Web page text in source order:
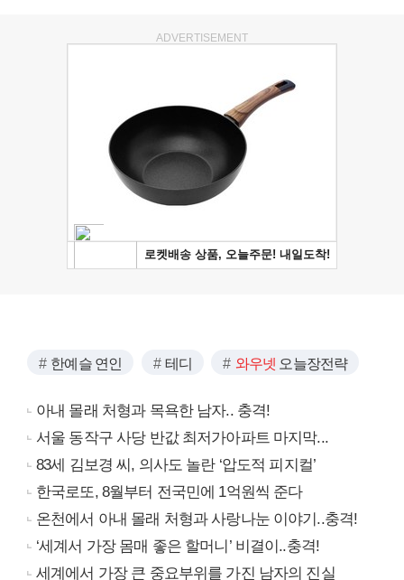
ADVERTISEMENT
한예슬 연인 테디 와우넷 오늘장전략
아내 몰래 처형과 목욕한 남자.. 충격!
서울 동작구 사당 반값 최저가아파트 마지막...
83세 김보경 씨, 의사도 놀란 ‘압도적 피지컬’
한국로또, 8월부터 전국민에 1억원씩 준다
온천에서 아내 몰래 처형과 사랑나눈 이야기..충격!
‘세계서 가장 몸매 좋은 할머니’ 비결이..충격!
세계에서 가장 큰 중요부위를 가진 남자의 진실